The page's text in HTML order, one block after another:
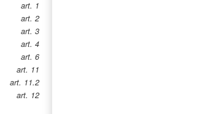
art. 1
art. 2
art. 3
art. 4
art. 6
art. 11
art. 11.2
art. 12